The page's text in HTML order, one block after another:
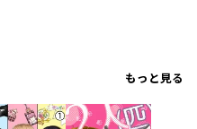
もっと見る